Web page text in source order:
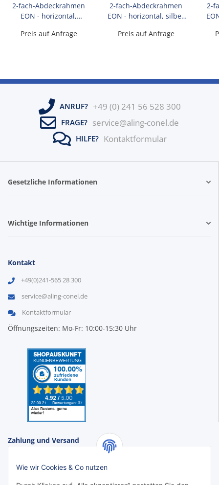
Wie wir Cookies & Co nutzen
2-fach-Abdeckrahmen
EON - horizontal,
schwarzen
Preis auf Anfrage
2-fach-Abdeckrahmen
EON - horizontal, silber
Innenrahmen
Preis auf Anfrage
2-
ANRUF? +49 (0) 241 56 528 300
FRAGE? service@aling-conel.de
HILFE? Kontaktformular
Gesetzliche Informationen
Wichtige Informationen
Kontakt
+49(0)241-565 28 300
service@aling-conel.de
Kontaktformular
Öffnungszeiten: Mo-Fr: 10:00-15:30 Uhr
Zahlung und Versand